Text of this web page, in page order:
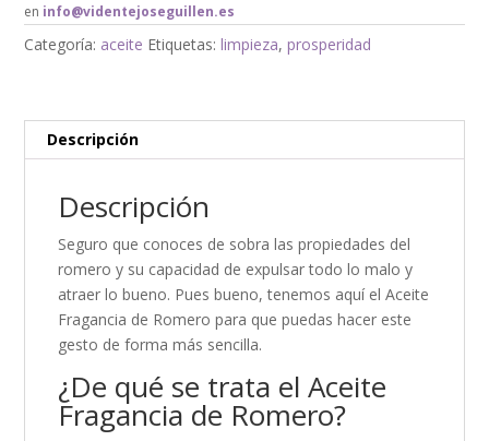
en info@videntejoseguillen.es
Categoría: aceite Etiquetas:limpieza,prosperidad
Descripción
Descripción
Seguro que conoces de sobra las propiedades del
romero y su capacidad de expulsar todo lo malo y
atraer lo bueno. Pues bueno, tenemos aquí el Aceite
Fragancia de Romero para que puedas hacer este
gesto de forma más sencilla.
¿De qué se trata el Aceite
Fragancia de Romero?